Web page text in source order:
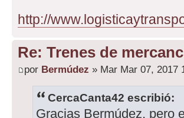
http://
Re: Trenes de
por Bermúdez » Mar Mar 07, 2017
CercaCanta42 escribió:
Gracias Bermúdez, pero